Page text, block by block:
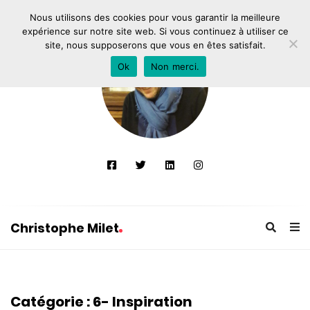
Christophe Milet
Catégorie :6- Inspiration
Nous utilisons des cookies pour vous garantir la meilleure
expérience sur notre site web. Si vous continuez à utiliser ce
site, nous supposerons que vous en êtes satisfait.
Ok
Non merci.